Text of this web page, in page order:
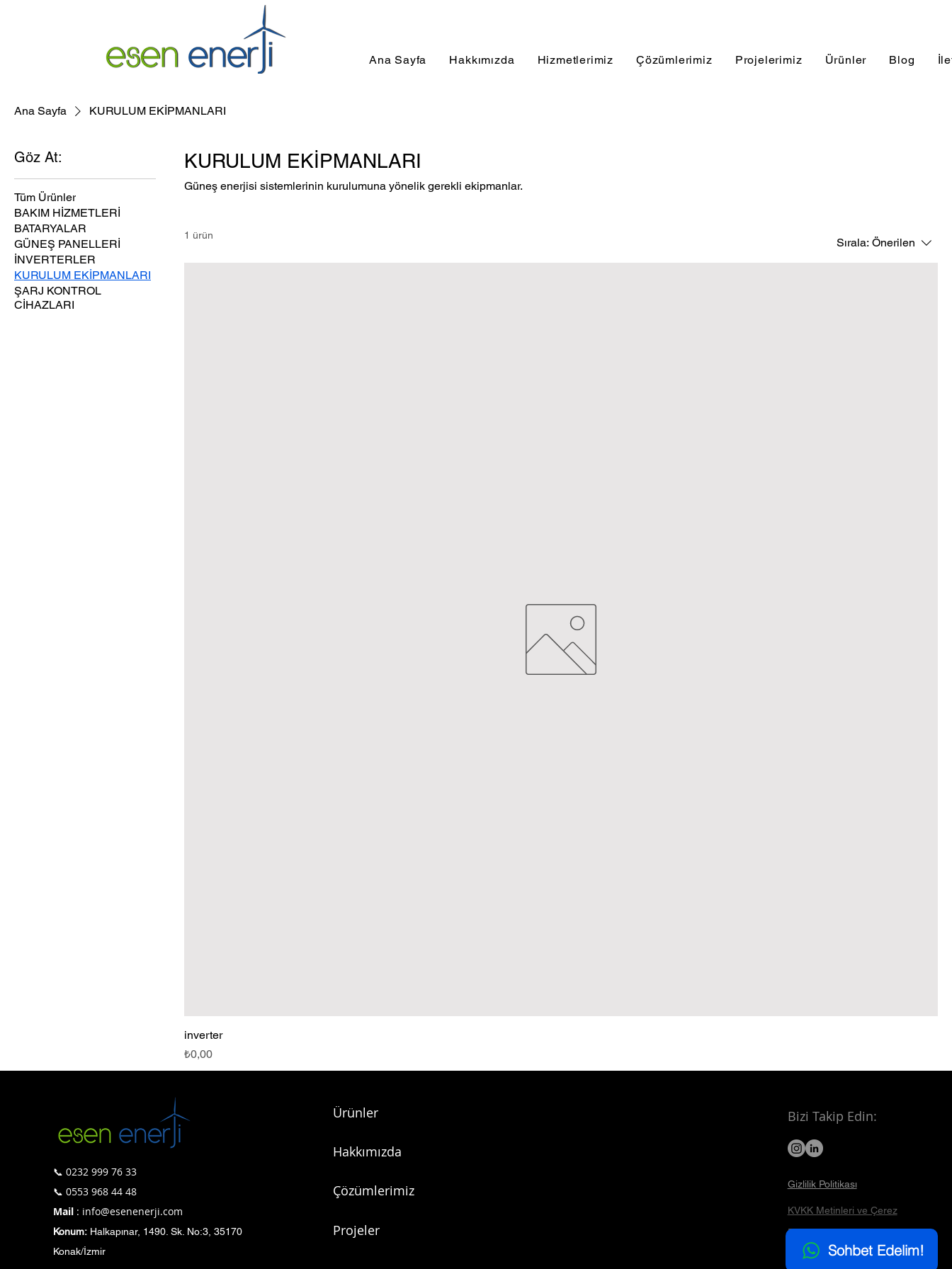
Ana Sayfa Hakkımızda Hizmetlerimiz Çözümlerimiz Projelerimiz Ürünler Blog
Ana Sayfa KURULUM EKİPMANLARI
Göz At:
Tüm Ürünler
BAKIM HİZMETLERİ
BATARYALAR
GÜNEŞ PANELLERİ
İNVERTERLER
KURULUM EKİPMANLARI
ŞARJ KONTROL
CİHAZLARI
KURULUM EKİPMANLARI
Güneş enerjisi sistemlerinin kurulumuna yönelik gerekli ekipmanlar.
1 ürün
Sırala: Önerilen
inverter
Fiyat
₺0,00
Sohbet Edelim!
📞 0232 999 76 33
📞 0553 968 44 48
Mail : info@esenenerji.com
Konum: Halkapınar, 1490. Sk. No:3, 35170
Konak/İzmir
Ürünler
Hakkımızda
Çözümlerimiz
Projeler
Bizi Takip Edin:
Gizlilik Politikası
KVKK Metinleri ve Çerez
Politikası